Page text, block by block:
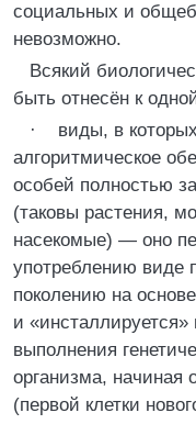
социальных и
невозможно.
Всякий
быть отнесён к
· виды, в
алгоритмическое
особей полностью
(таковы растения,
насекомые) — оно
употреблению виде
поколению на
и
выполнения
организма, начиная
(первой клетки